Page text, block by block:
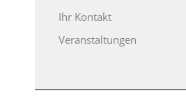
Ihr Kontakt
Veranstaltungen